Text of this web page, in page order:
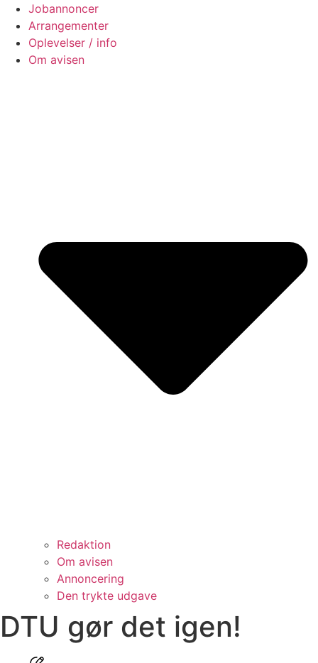
Jobannoncer
Arrangementer
Oplevelser / info
Om avisen
Redaktion
Om avisen
Annoncering
Den trykte udgave
DTU gør det igen!